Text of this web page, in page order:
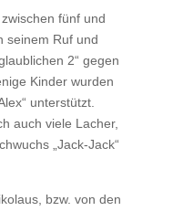
fünf und
seinem Ruf und
2“ gegen
Kinder wurden
unterstützt.
auch viele Lacher,
„Jack-Jack“
bzw. von den